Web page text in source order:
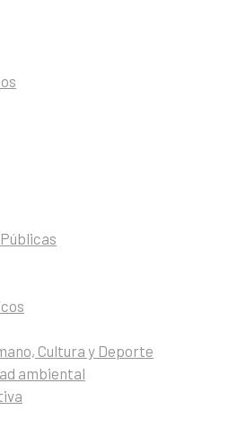
Cultura y Deporte
ambiental